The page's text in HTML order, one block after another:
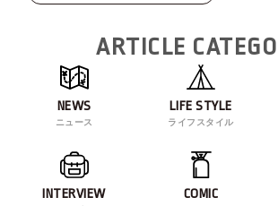
ARTICLE
NEWS
ニュース
LIFE STYLE
ライフスタイル
INTERVIEW COMIC